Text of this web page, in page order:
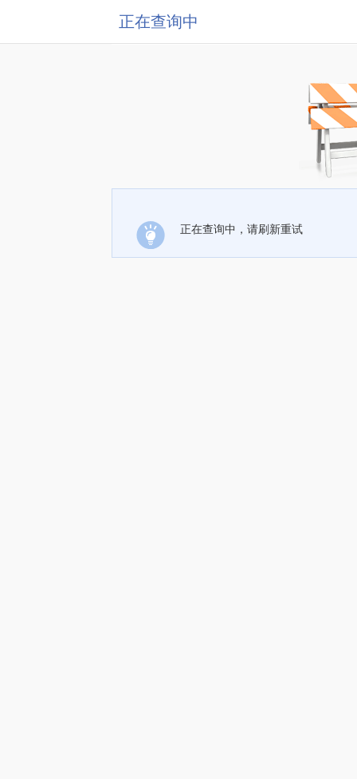
正在查询中
正在查询中，请刷新重试